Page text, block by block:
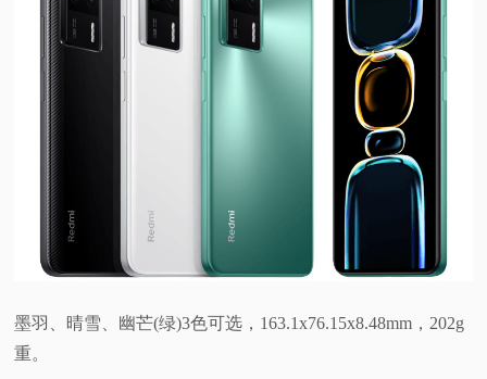
墨羽、晴雪、幽芒(绿)3色可选，163.1x76.15x8.48mm，202g
重。